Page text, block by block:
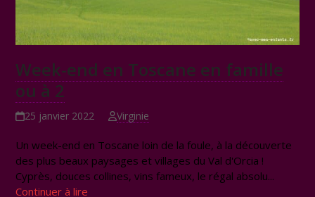
Week-end en Toscane en famille
ou à 2
25 janvier 2022 Virginie
Un week-end en Toscane loin de la foule, à la découverte
des plus beaux paysages et villages du Val d'Orcia !
Cyprès, douces collines, vins fameux, le régal absolu...
Continuer à lire